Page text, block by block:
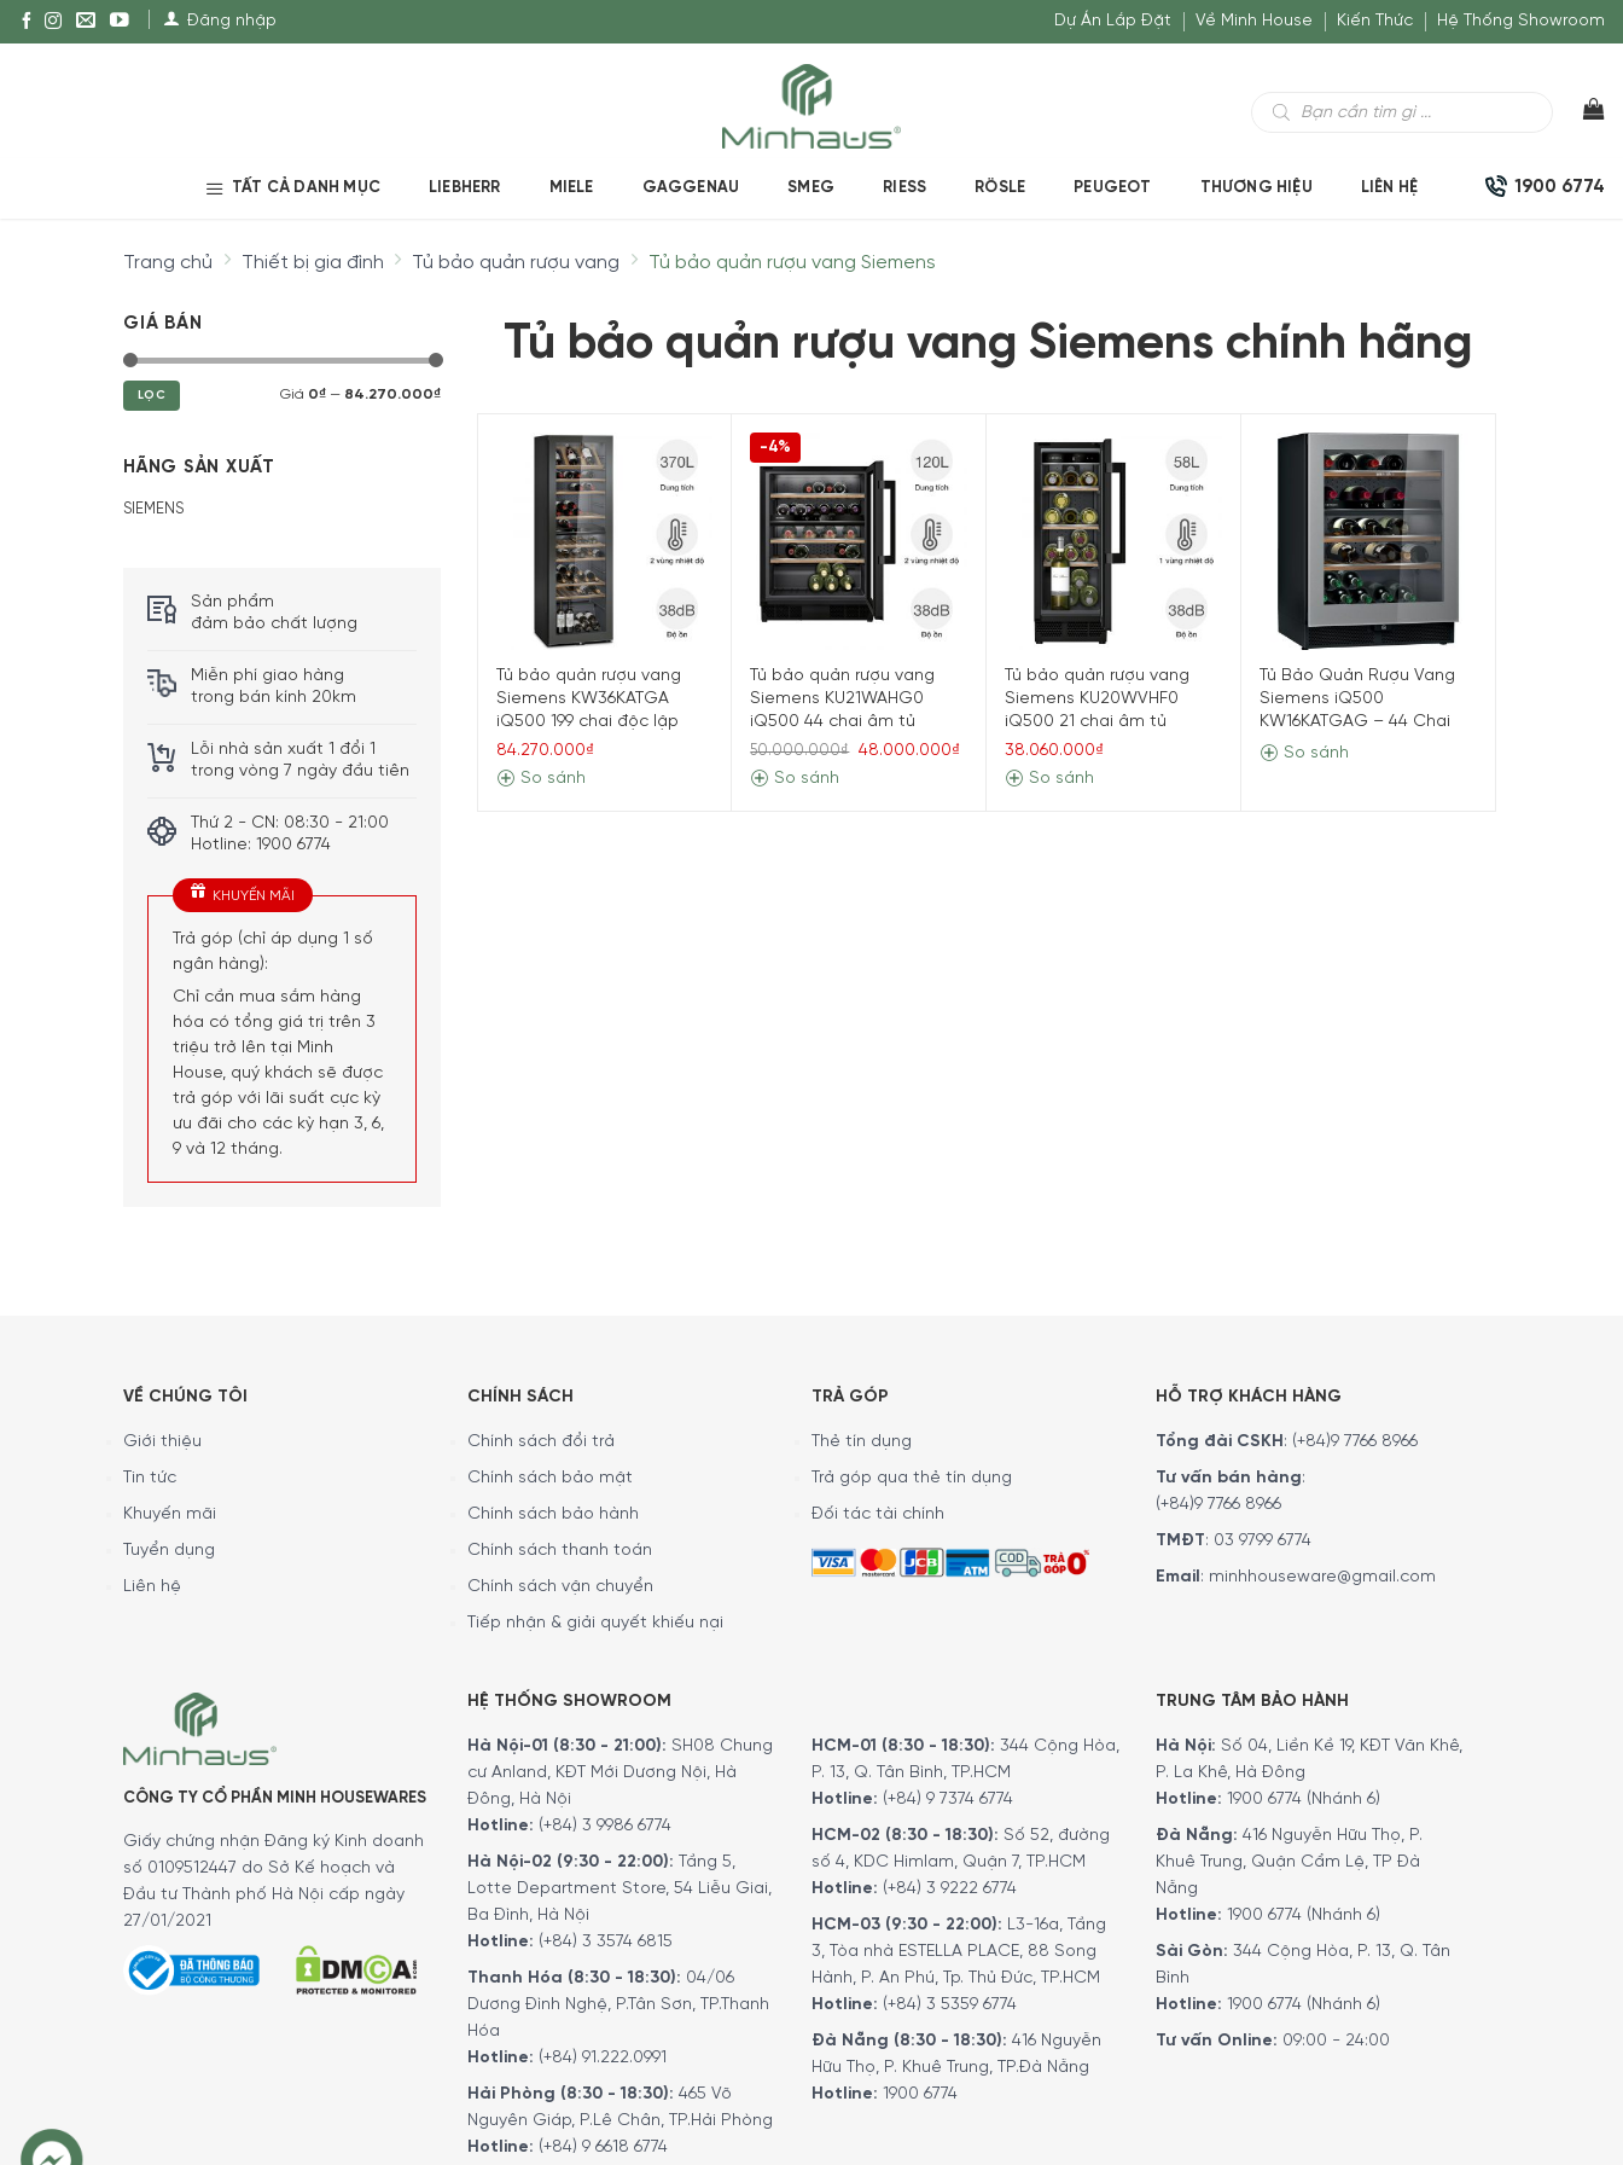
Đăng nhập Dự Án Lắp Đặt Về Minh House Kiến Thức Hệ Thống Showroom
kiếm
TẤT CẢ DANH MỤC LIEBHERR MIELE GAGGENAU SMEG RIESS RÖSLE PEUGEOT THƯƠNG HIỆU LIÊN HỆ 1900 6774
Trang chủ Thiết bị gia đình Tủ bảo quản rượu vang Tủ bảo quản rượu vang Siemens
GIÁ BÁN
LỌC Giá 0₫— 84.270.000₫
HÃNG SẢN XUẤT
SIEMENS
Sản phẩm
đảm bảo chất lượng
Miễn phí giao hàng
trong bán kính 20km
Lỗi nhà sản xuất 1 đổi 1
trong vòng 7 ngày đầu tiên
Thứ 2 - CN: 08:30 - 21:00
Hotline: 1900 6774
KHUYẾN MÃI
Trả góp (chỉ áp dụng 1 số
ngân hàng):
Chỉ cần mua sắm hàng
hóa có tổng giá trị trên 3
triệu trở lên tại Minh
House, quý khách sẽ được
trả góp với lãi suất cực kỳ
ưu đãi cho các kỳ hạn 3, 6,
9 và 12 tháng.
Tủ bảo quản rượu vang Siemens chính hãng
Tủ bảo quản rượu vang
Siemens KW36KATGA
iQ500 199 chai độc lập
84.270.000₫
So sánh
-4%
Tủ bảo quản rượu vang
Siemens KU21WAHG0
iQ500 44 chai âm tủ
50.000.000₫
48.000.000₫
So sánh
Tủ bảo quản rượu vang
Siemens KU20WVHF0
iQ500 21 chai âm tủ
38.060.000₫
So sánh
Tủ Bảo Quản Rượu Vang
Siemens iQ500
KW16KATGAG – 44 Chai
So sánh
VỀ CHÚNG TÔI
Giới thiệu
Tin tức
Khuyến mãi
Tuyển dụng
Liên hệ
CHÍNH SÁCH
Chính sách đổi trả
Chính sách bảo mật
Chính sách bảo hành
Chính sách thanh toán
Chính sách vận chuyển
Tiếp nhận & giải quyết khiếu nại
TRẢ GÓP
Thẻ tín dụng
Trả góp qua thẻ tín dụng
Đối tác tài chính
HỖ TRỢ KHÁCH HÀNG
Tổng đài CSKH: (+84)9 7766 8966
Tư vấn bán hàng:
(+84)9 7766 8966
TMĐT: 03 9799 6774
Email: minhhouseware@gmail.com
CÔNG TY CỔ PHẦN MINH HOUSEWARES
Giấy chứng nhận Đăng ký Kinh doanh
số 0109512447 do Sở Kế hoạch và
Đầu tư Thành phố Hà Nội cấp ngày
27/01/2021
HỆ THỐNG SHOWROOM
Hà Nội-01 (8:30 - 21:00): SH08 Chung
cư Anland, KĐT Mới Dương Nội, Hà
Đông, Hà Nội
Hotline: (+84) 3 9986 6774
Hà Nội-02 (9:30 - 22:00): Tầng 5,
Lotte Department Store, 54 Liễu Giai,
Ba Đình, Hà Nội
Hotline: (+84) 3 3574 6815
Thanh Hóa (8:30 - 18:30): 04/06
Dương Đình Nghệ, P.Tân Sơn, TP.Thanh
Hóa
Hotline: (+84) 91.222.0991
Hải Phòng (8:30 - 18:30): 465 Võ
Nguyên Giáp, P.Lê Chân, TP.Hải Phòng
Hotline: (+84) 9 6618 6774
HCM-01 (8:30 - 18:30): 344 Cộng Hòa,
P. 13, Q. Tân Bình, TP.HCM
Hotline: (+84) 9 7374 6774
HCM-02 (8:30 - 18:30): Số 52, đường
số 4, KDC Himlam, Quận 7, TP.HCM
Hotline: (+84) 3 9222 6774
HCM-03 (9:30 - 22:00): L3-16a, Tầng
3, Tòa nhà ESTELLA PLACE, 88 Song
Hành, P. An Phú, Tp. Thủ Đức, TP.HCM
Hotline: (+84) 3 5359 6774
Đà Nẵng (8:30 - 18:30): 416 Nguyễn
Hữu Thọ, P. Khuê Trung, TP.Đà Nẵng
Hotline: 1900 6774
TRUNG TÂM BẢO HÀNH
Hà Nội: Số 04, Liền Kề 19, KĐT Văn Khê,
P. La Khê, Hà Đông
Hotline: 1900 6774 (Nhánh 6)
Đà Nẵng: 416 Nguyễn Hữu Thọ, P.
Khuê Trung, Quận Cẩm Lệ, TP Đà
Nẵng
Hotline: 1900 6774 (Nhánh 6)
Sài Gòn: 344 Cộng Hòa, P. 13, Q. Tân
Bình
Hotline: 1900 6774 (Nhánh 6)
Tư vấn Online: 09:00 - 24:00